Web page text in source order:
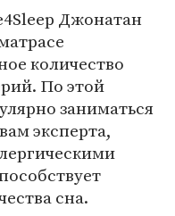
Джонатан
количество
По этой
заниматься
эксперта,
сна.